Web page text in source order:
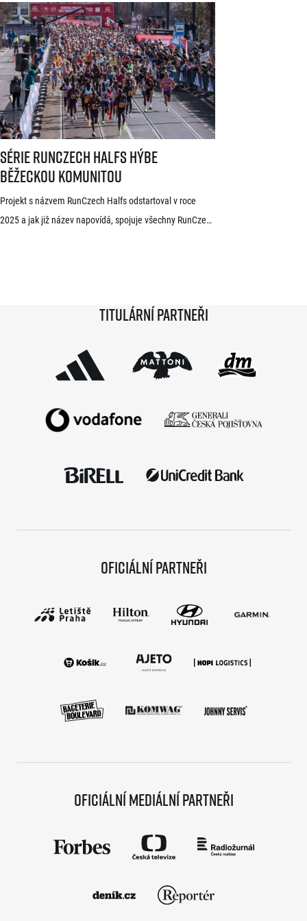
ročník. V čele startovního pole se představí přední
světoví vytrvalci z Afriky a Jižní Ameriky, z nichž někteří
již mají s pražskými závody předchozí zkušenosti. V
mužské kategorii potvrdil start rodák z Burundi
dlouhodobě žijící ve Španělsku Rodrigue Kwizera. […]
Série RunCzech Halfs hýbe
běžeckou komunitou
Projekt s názvem RunCzech Halfs odstartoval v roce
2025 a jak již název napovídá, spojuje všechny RunCzech
sezónu a od startu tak uběhlo teprve 18 měsíců,
Série RunCzech Halfs hýbe běžeckou komunitou
Titulární partneři
Oficiální partneři
Oficiální mediální partneři